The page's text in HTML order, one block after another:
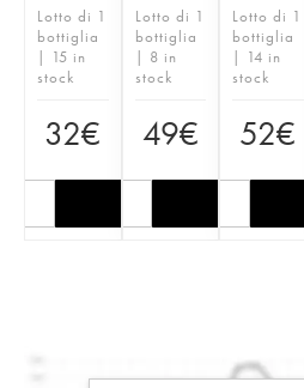
Lotto di 1
bottiglia
| 15 in
stock
32€
Lotto di 1
bottiglia
| 8 in
stock
49€
Lotto di 1
bottiglia
| 14 in
stock
52€